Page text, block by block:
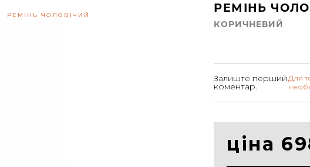
РЕМІНЬ ЧОЛОВІЧИЙ
РЕМІНЬ
КОРИЧНЕВИЙ
Залиште перший
коментар.
Для
ціна